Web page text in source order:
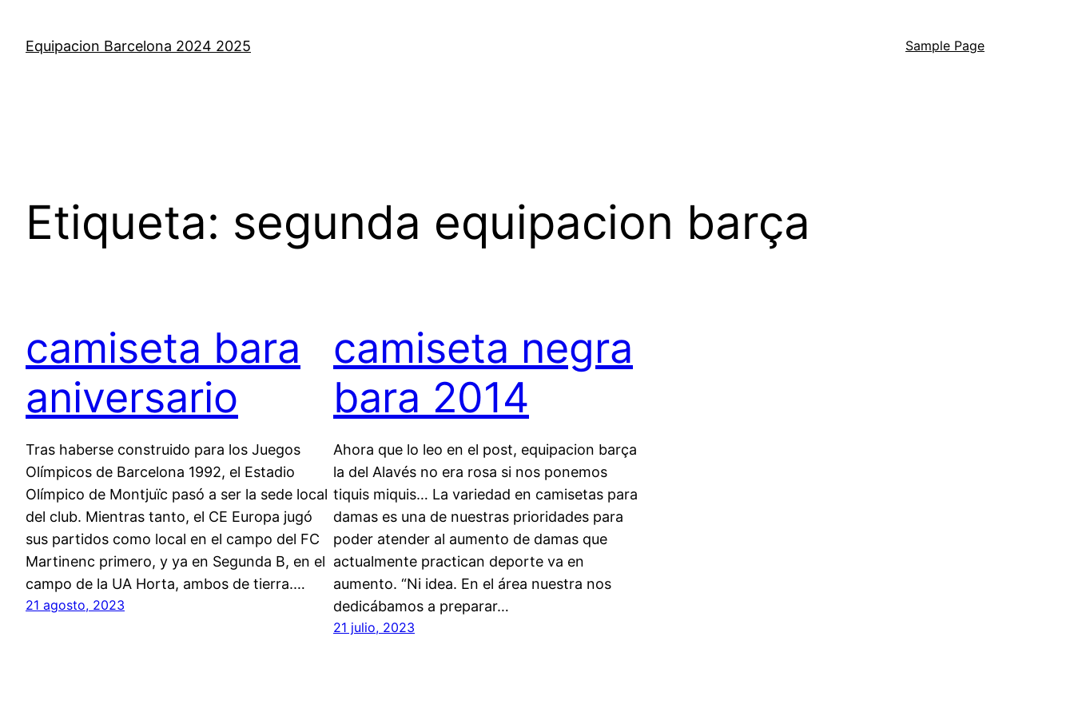
contenido
Equipacion Barcelona 2024 2025 Sample Page
Etiqueta: segunda equipacion barça
camiseta bara
aniversario
Tras haberse construido para los Juegos
Olímpicos de Barcelona 1992, el Estadio
Olímpico de Montjuïc pasó a ser la sede local
del club. Mientras tanto, el CE Europa jugó
sus partidos como local en el campo del FC
Martinenc primero, y ya en Segunda B, en el
campo de la UA Horta, ambos de tierra.…
21 agosto, 2023
camiseta negra
bara 2014
Ahora que lo leo en el post, equipacion barça
la del Alavés no era rosa si nos ponemos
tiquis miquis… La variedad en camisetas para
damas es una de nuestras prioridades para
poder atender al aumento de damas que
actualmente practican deporte va en
aumento. “Ni idea. En el área nuestra nos
dedicábamos a preparar…
21 julio, 2023